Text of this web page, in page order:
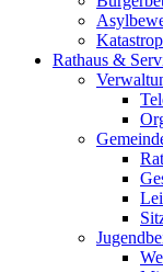
Rathaus &